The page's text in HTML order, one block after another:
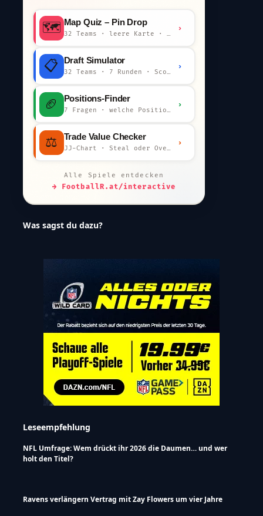
🗺️ Map Quiz – Pin Drop
32 Teams · leere Karte · km-Wertung
›
📋 Draft Simulator
32 Teams · 7 Runden · Scout-Kommentar
›
🏈 Positions-Finder
7 Fragen · welche Position bist du?
›
⚖️ Trade Value Checker
JJ-Chart · Steal oder Overpay?
›
Alle Spiele entdecken
→ FootballR.at/interactive
Was sagst du dazu?
Leseempfehlung
NFL Umfrage: Wem drückt ihr 2026 die Daumen… und wer
holt den Titel?
Ravens verlängern Vertrag mit Zay Flowers um vier Jahre